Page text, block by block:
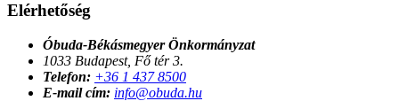
Elérhetőség
Óbuda-Békásmegyer Önkormányzat
1033 Budapest, Fő tér 3.
Telefon: +36 1 437 8500
E-mail cím: info@obuda.hu